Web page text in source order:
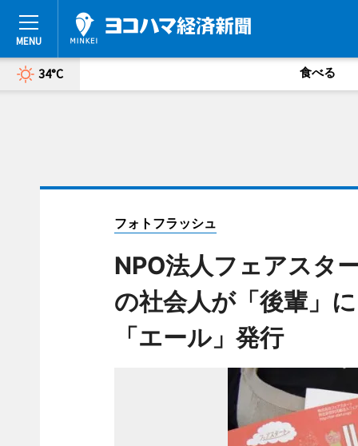
34°C 食べる
フォトフラッシュ
NPO法人フェアスタ
の社会人が「後輩」
「エール」発行